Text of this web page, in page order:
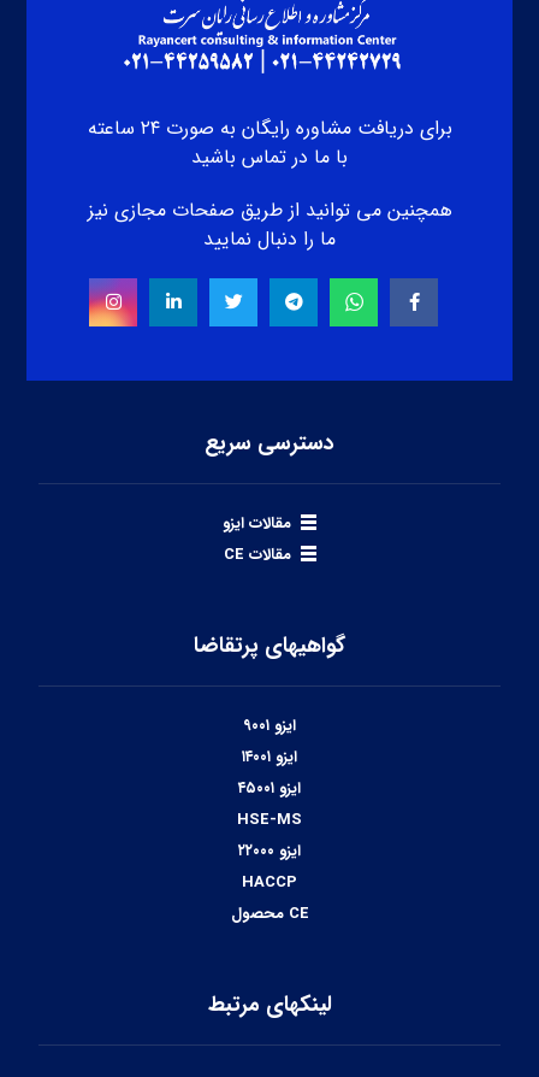
برای دریافت مشاوره رایگان به صورت ۲۴ ساعته
با ما در تماس باشید
همچنین می توانید از طریق صفحات مجازی نیز
ما را دنبال نمایید
دسترسی سریع
مقالات ایزو
مقالات CE
گواهیهای پرتقاضا
ایزو ۹۰۰۱
ایزو ۱۴۰۰۱
ایزو ۴۵۰۰۱
HSE-MS
ایزو ۲۲۰۰۰
HACCP
CE محصول
لینکهای مرتبط